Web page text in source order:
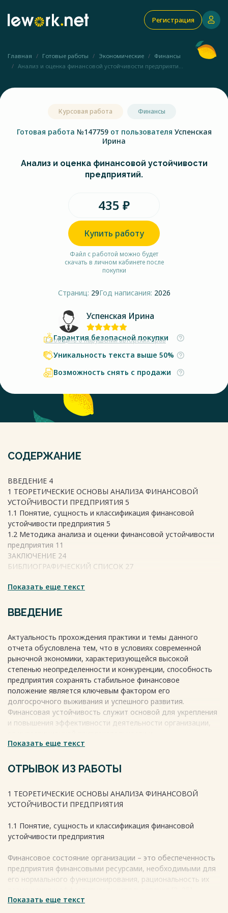
Регистрация
Главная Готовые работы Экономические
Финансы
Анализ и оценка финансовой устойчивости предприяти...
Курсовая работа Финансы
Готовая работа №147759 от пользователя Успенская
Ирина
Анализ и оценка финансовой устойчивости
предприятий.
435 ₽
Купить работу
Файл с работой можно будет
скачать в личном кабинете после
покупки
Страниц: 29Год написания: 2026
Успенская Ирина
Сообщить о нарушении авторских прав
Гарантия безопасной покупки
Уникальность текста выше 50%
Возможность снять с продажи
СОДЕРЖАНИЕ
ВВЕДЕНИЕ 4
1 ТЕОРЕТИЧЕСКИЕ ОСНОВЫ АНАЛИЗА ФИНАНСОВОЙ
УСТОЙЧИВОСТИ ПРЕДПРИЯТИЯ 5
1.1 Понятие, сущность и классификация финансовой
устойчивости предприятия 5
1.2 Методика анализа и оценки финансовой устойчивости
предприятия 11
ЗАКЛЮЧЕНИЕ 24
БИБЛИОГРАФИЧЕСКИЙ СПИСОК 27
Весь текст будет доступен
Показать еще текст
ВВЕДЕНИЕ
Актуальность прохождения практики и темы данного
отчета обусловлена тем, что в условиях современной
рыночной экономики, характеризующейся высокой
степенью неопределенности и конкуренции, способность
предприятия сохранять стабильное финансовое
положение является ключевым фактором его
долгосрочного выживания и успешного развития.
Финансовая устойчивость служит основой для укрепления
и повышения эффективности деятельности организации,
кредитоспособности. Поэтому анализ и оценка
формальную процедуру, а насущную необходимость для
Показать еще текст
ОТРЫВОК ИЗ РАБОТЫ
1 ТЕОРЕТИЧЕСКИЕ ОСНОВЫ АНАЛИЗА ФИНАНСОВОЙ
УСТОЙЧИВОСТИ ПРЕДПРИЯТИЯ
1.1 Понятие, сущность и классификация финансовой
устойчивости предприятия
Финансовое состояние организации – это обеспеченность
предприятия финансовыми ресурсами, необходимыми для
его нормального функционирования, рациональность их
Под платежеспособностью понимается способность
Показать еще текст